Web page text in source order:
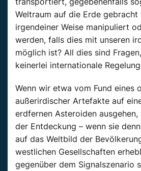
Weltraum auf die Erde gebracht
irgendeiner Weise manipuliert
werden, falls dies mit unseren
möglich ist? All dies sind
keinerlei internationale
Wenn wir etwa vom Fund eines
außerirdischer Artefakte auf
erdfernen Asteroiden
der Entdeckung – wenn sie
auf das Weltbild der
westlichen Gesellschaften
gegenüber dem Signalszenario